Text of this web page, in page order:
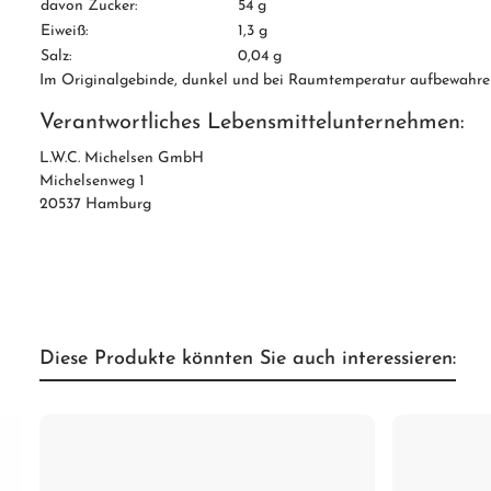
davon Zucker:
54 g
Eiweiß:
1,3 g
Salz:
0,04 g
Im Originalgebinde, dunkel und bei Raumtemperatur
Verantwortliches Lebensmittelunternehmen:
L.W.C. Michelsen GmbH
Michelsenweg 1
20537 Hamburg
Diese Produkte könnten Sie auch interessieren: